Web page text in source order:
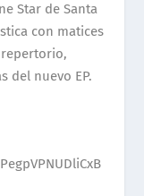
Star de Santa
con matices
repertorio,
del nuevo EP.